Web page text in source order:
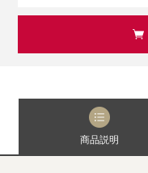
商品説明